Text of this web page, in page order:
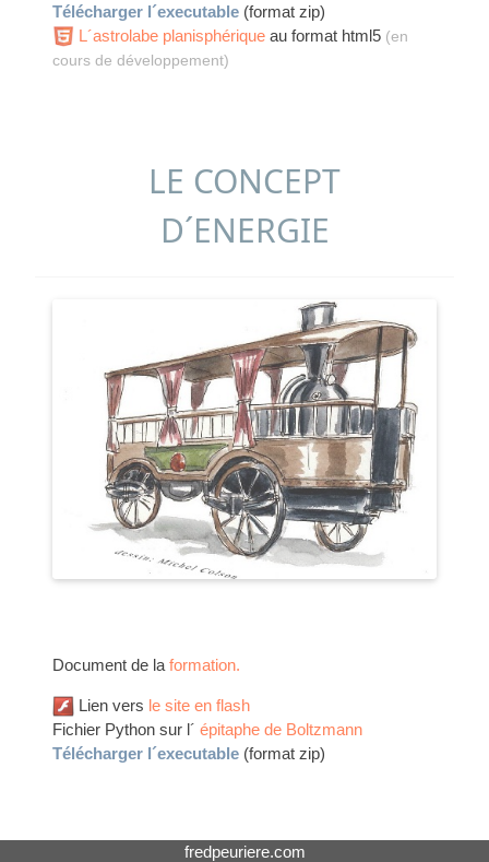
Télécharger l´executable (format zip)
L´astrolabe planisphérique au format html5 (en
cours de développement)
LE CONCEPT
D´ENERGIE
Document de la formation.
Lien vers le site en flash
Fichier Python sur l´ épitaphe de Boltzmann
Télécharger l´executable (format zip)
fredpeuriere.com